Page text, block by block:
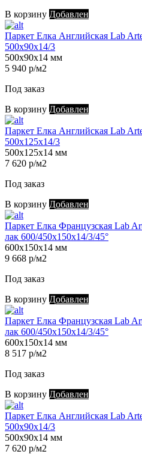
В корзину Добавлен
Паркет Елка Английская Lab
500х90х14/3
500х90х14 мм
5 940 р/м2
Под заказ
В корзину Добавлен
Паркет Елка Английская Lab
500х125х14/3
500х125х14 мм
7 620 р/м2
Под заказ
В корзину Добавлен
Паркет Елка Французская Lab
лак 600/450х150х14/3/45°
600х150х14 мм
9 668 р/м2
Под заказ
В корзину Добавлен
Паркет Елка Французская Lab
лак 600/450х150х14/3/45°
600х150х14 мм
8 517 р/м2
Под заказ
В корзину Добавлен
Паркет Елка Английская Lab
500х90х14/3
500х90х14 мм
7 620 р/м2